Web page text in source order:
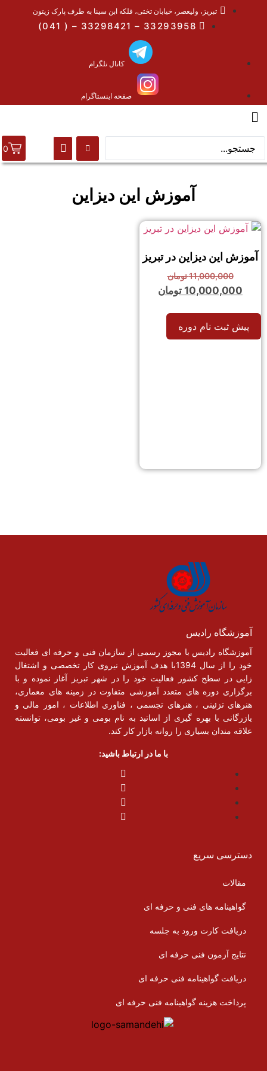
تبریز، ولیعصر، خیابان تختی، فلکه ابن سینا به طرف پارک زیتون
33293958 – 33298421 – ( 041)
کانال تلگرام
صفحه اینستاگرام
0
آموزش این دیزاین
آموزش این دیزاین در تبریز
11,000,000تومان
10,000,000 تومان
پیش ثبت نام دوره
آموزشگاه رادیس
آموزشگاه رادیس با مجوز رسمی از سازمان فنی و حرفه ای فعالیت
خود را از سال 1394با هدف آموزش نیروی کار تخصصی و اشتغال
زایی در سطح کشور فعالیت خود را در شهر تبریز آغاز نموده و با
برگزاری دوره های متعدد آموزشی متفاوت در زمینه های معماری،
هنرهای تزئینی ، هنرهای تجسمی ، فناوری اطلاعات ، امور مالی و
یازرگانی با بهره گیری از اساتید به نام بومی و غیر بومی، توانسته
علاقه مندان بسیاری را روانه بازار کار کند.
با ما در ارتباط باشید:
دسترسی سریع
مقالات
گواهینامه های فنی و حرفه ای
دریافت کارت ورود به جلسه
نتایج آزمون فنی حرفه ای
دریافت گواهینامه فنی حرفه ای
پرداخت هزینه گواهینامه فنی حرفه ای